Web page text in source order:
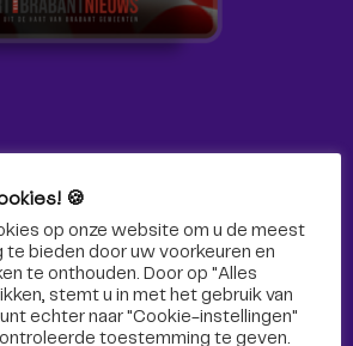
niet alleen hier, maar ook via social
🍪
op onze website om u de meest
te bieden door uw voorkeuren en
te onthouden. Door op "Alles
stemt u in met het gebruik van
echter naar "Cookie-instellingen"
toestemming te geven.